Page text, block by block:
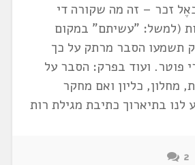
זכר – זה מה שקורה די
(למשל: "עשיתם" במקום
תשמעו הסבר מרתק על כך
פוטר. ועוד בפרק: הסבר על
מחלון, כליון ואם מחקר
לנו בתיארוך כתיבת מגילת רות
2